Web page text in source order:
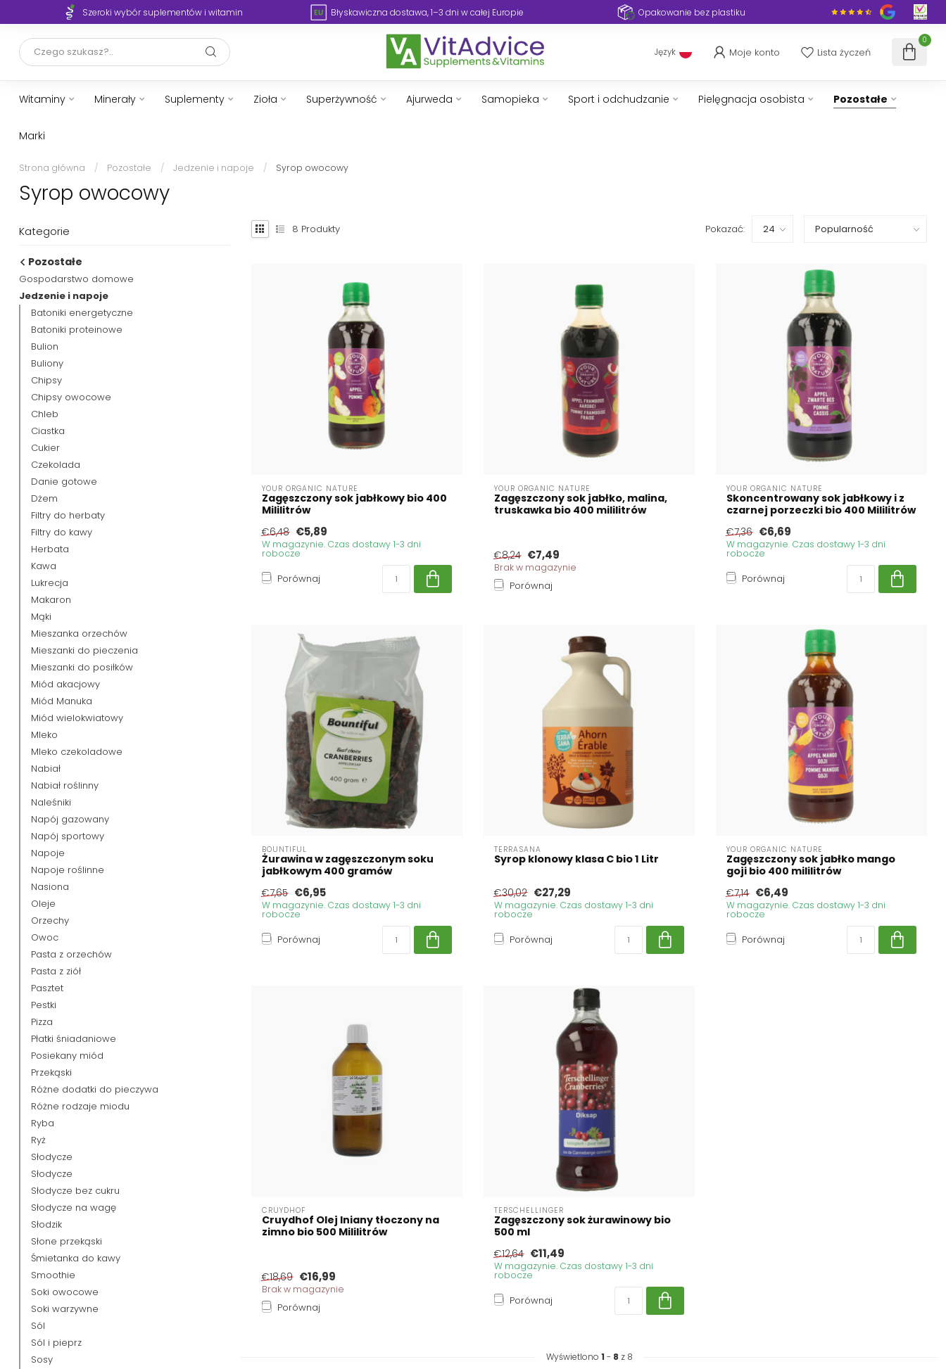
Szeroki wybór suplementów i witamin Błyskawiczna dostawa, 1–3 dni w całej Europie Opakowanie bez plastiku
Język Moje konto Lista życzeń
0
Witaminy Minerały Suplementy Zioła Superżywność Ajurweda Samopieka Sport i odchudzanie Pielęgnacja osobista Pozostałe
Marki
Strona główna / Pozostałe / Jedzenie i napoje / Syrop owocowy
Syrop owocowy
Kategorie
Pozostałe
Gospodarstwo domowe
Jedzenie i napoje
Batoniki energetyczne
Batoniki proteinowe
Bulion
Buliony
Chipsy
Chipsy owocowe
Chleb
Ciastka
Cukier
Czekolada
Danie gotowe
Dżem
Filtry do herbaty
Filtry do kawy
Herbata
Kawa
Lukrecja
Makaron
Mąki
Mieszanka orzechów
Mieszanki do pieczenia
Mieszanki do posiłków
Miód akacjowy
Miód Manuka
Miód wielokwiatowy
Mleko
Mleko czekoladowe
Nabiał
Nabiał roślinny
Naleśniki
Napój gazowany
Napój sportowy
Napoje
Napoje roślinne
Nasiona
Oleje
Orzechy
Owoc
Pasta z orzechów
Pasta z ziół
Pasztet
Pestki
Pizza
Płatki śniadaniowe
Posiekany miód
Przekąski
Różne dodatki do pieczywa
Różne rodzaje miodu
Ryba
Ryż
Słodycze
Słodycze
Słodycze bez cukru
Słodycze na wagę
Słodzik
Słone przekąski
Śmietanka do kawy
Smoothie
Soki owocowe
Soki warzywne
Sól
Sól i pieprz
Sosy
8 Produkty Pokazać:
YOUR ORGANIC NATURE
Zagęszczony sok jabłkowy bio 400
Mililitrów
€6,48 €5,89
W magazynie. Czas dostawy 1-3 dni
robocze
Porównaj
YOUR ORGANIC NATURE
Zagęszczony sok jabłko, malina,
truskawka bio 400 mililitrów
€8,24 €7,49
Brak w magazynie
Porównaj
YOUR ORGANIC NATURE
Skoncentrowany sok jabłkowy i z
czarnej porzeczki bio 400 Mililitrów
€7,36 €6,69
W magazynie. Czas dostawy 1-3 dni
robocze
Porównaj
BOUNTIFUL
Żurawina w zagęszczonym soku
jabłkowym 400 gramów
€7,65 €6,95
W magazynie. Czas dostawy 1-3 dni
robocze
Porównaj
TERRASANA
Syrop klonowy klasa C bio 1 Litr
€30,02 €27,29
W magazynie. Czas dostawy 1-3 dni
robocze
Porównaj
YOUR ORGANIC NATURE
Zagęszczony sok jabłko mango
goji bio 400 mililitrów
€7,14 €6,49
W magazynie. Czas dostawy 1-3 dni
robocze
Porównaj
CRUYDHOF
Cruydhof Olej lniany tłoczony na
zimno bio 500 Mililitrów
€18,69 €16,99
Brak w magazynie
Porównaj
TERSCHELLINGER
Zagęszczony sok żurawinowy bio
500 ml
€12,64 €11,49
W magazynie. Czas dostawy 1-3 dni
robocze
Porównaj
Wyświetlono 1 - 8 z 8